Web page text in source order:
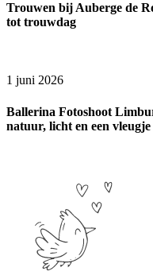
Trouwen bij Auberge de
tot trouwdag
1 juni 2026
Ballerina Fotoshoot
natuur, licht en een